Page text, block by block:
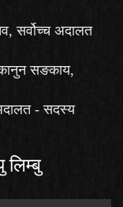
सर्वोच्च अदालत
सङकाय,
- सदस्य
लिम्बु